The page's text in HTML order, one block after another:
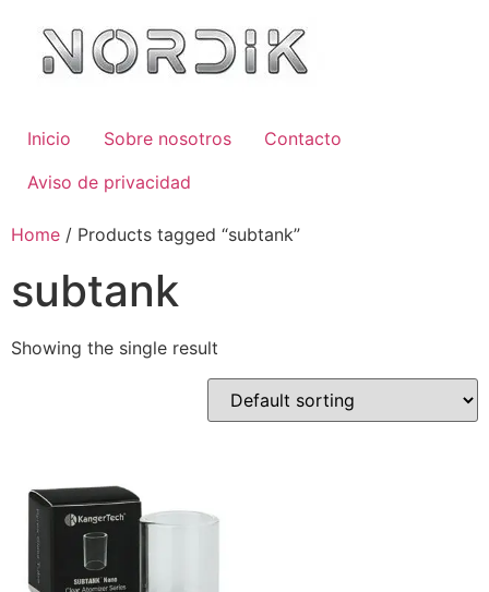
Inicio Sobre nosotros
Contacto
Aviso de privacidad
Home / Products tagged “subtank”
subtank
Showing the single result